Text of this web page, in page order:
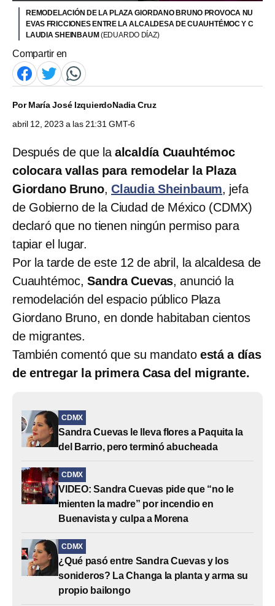
REMODELACIÓN DE LA PLAZA GIORDANO BRUNO PROVOCA NU
EVAS FRICCIONES ENTRE LA ALCALDESA DE CUAUHTÉMOC Y C
LAUDIA SHEINBAUM (EDUARDO DÍAZ)
Compartir en
PorMaría José IzquierdoNadia Cruz
abril 12, 2023 a las 21:31 GMT-6
Después de que la alcaldía Cuauhtémoc
colocara vallas para remodelar la Plaza
Giordano Bruno,Claudia Sheinbaum, jefa
de Gobierno de la Ciudad de México (CDMX)
declaró que no tienen ningún permiso para
tapiar el lugar.
Por la tarde de este 12 de abril, la alcaldesa de
Cuauhtémoc, Sandra Cuevas, anunció la
remodelación del espacio público Plaza
Giordano Bruno, en donde habitaban cientos
de migrantes.
También comentó que su mandato está a días
de entregar la primera Casa del migrante.
CDMX
Sandra Cuevas le lleva flores a Paquita la
del Barrio, pero terminó abucheada
CDMX
VIDEO: Sandra Cuevas pide que “no le
mienten la madre” por incendio en
Buenavista y culpa a Morena
CDMX
¿Qué pasó entre Sandra Cuevas y los
sonideros? La Changa la planta y arma su
propio bailongo